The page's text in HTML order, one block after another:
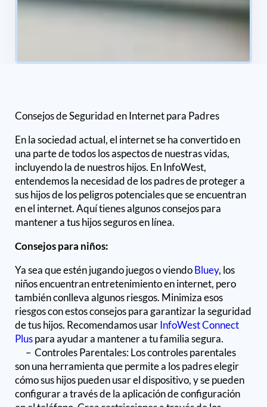
Consejos de Seguridad en Internet para Padres
En la sociedad actual, el internet se ha convertido en
una parte de todos los aspectos de nuestras vidas,
incluyendo la de nuestros hijos. En InfoWest,
entendemos la necesidad de los padres de proteger a
sus hijos de los peligros potenciales que se encuentran
en el internet. Aquí tienes algunos consejos para
mantener a tus hijos seguros en línea.
Consejos para niños:
Ya sea que estén jugando juegos o viendoBluey, los
niños encuentran entretenimiento en internet, pero
también conlleva algunos riesgos. Minimiza esos
riesgos con estos consejos para garantizar la seguridad
de tus hijos. Recomendamos usarInfoWest Connect
Pluspara ayudar a mantener a tu familia segura.
– Controles Parentales: Los controles parentales
son una herramienta que permite a los padres elegir
cómo sus hijos pueden usar el dispositivo, y se pueden
configurar a través de la aplicación de configuración